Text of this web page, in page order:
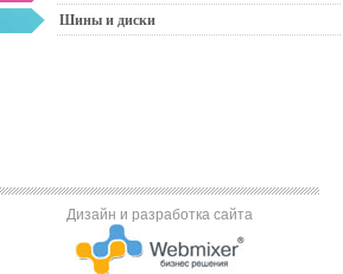
Шины и диски
Дизайн и разработка сайта